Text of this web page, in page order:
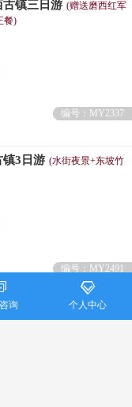
古镇三日游 (赠送磨西红军
餐)
编号：MY2337
镇3日游 (水街夜景+东坡竹
编号：MY2491
询

个人中心